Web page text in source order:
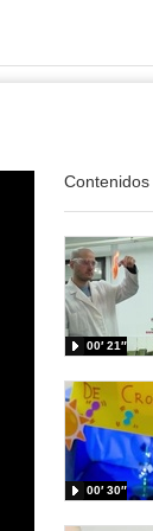
00′ 21″
00′ 30″